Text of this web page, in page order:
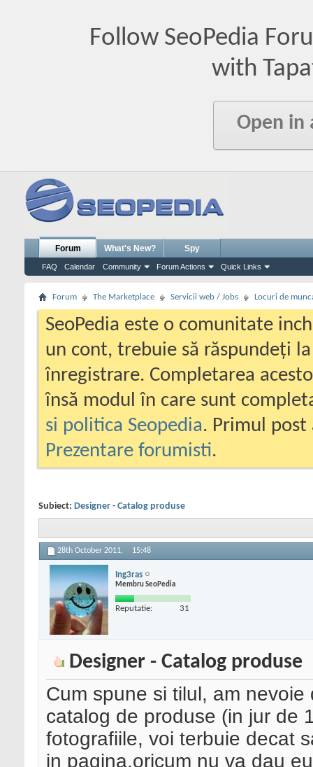
Follow SeoPedia
with
Open in
Forum
FAQ Calendar Community Forum Actions Quick Links
What's New? Spy
Forum The Marketplace Servicii web / Jobs Locuri de
SeoPedia este o comunitate
un cont, trebuie să răspundeți
înregistrare. Completarea
însă modul în care sunt
si politica Seopedia. Primul
Prezentare forumisti.
Subiect: Designer - Catalog produse
28th October 2011, 15:48
Ing3ras
Membru SeoPedia
Reputatie: 31
Designer - Catalog produse
Cum spune si tilul, am
catalog de produse (in jur de
fotografiile, voi terbuie decat
in pagina,oricum nu va dau